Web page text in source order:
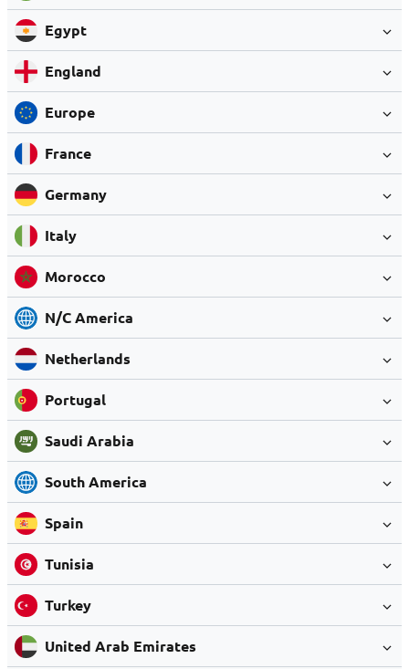
Egypt
England
Europe
France
Germany
Italy
Morocco
N/C America
Netherlands
Portugal
Saudi Arabia
South America
Spain
Tunisia
Turkey
United Arab Emirates